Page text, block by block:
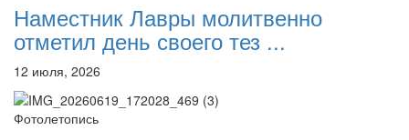
Наместник Лавры молитвенно
отметил день своего тез ...
12 июля, 2026
Фотолетопись